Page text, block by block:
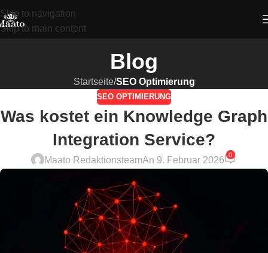
Skip to navigation
Skip to main content
Blog
Startseite/SEO Optimierung
SEO OPTIMIERUNG
Was kostet ein Knowledge Graph
Integration Service?
Maato RedaktionsteamAn 9. Februar 2026
0